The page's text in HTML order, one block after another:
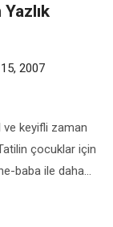
2007
keyifli zaman
çocuklar için
baba ile daha
depolayarak,